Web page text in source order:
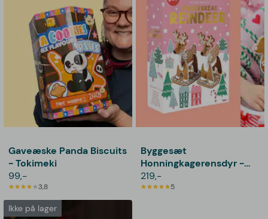
Gaveæske Panda Biscuits
- Tokimeki
99,-
3,8
Byggesæt
Honningkagerensdyr -
The Treat Kitchen
219,-
5
Ikke på lager